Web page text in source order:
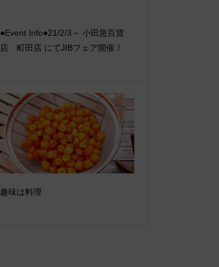
●Event Info●21/2/3～ 小田急百貨
店 町田店 にてJIBフェア開催！
趣味は料理